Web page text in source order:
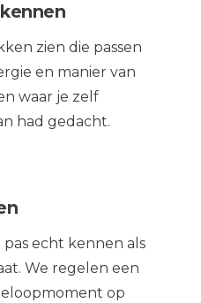
zien die passen
en manier van
waar je zelf
had gedacht.
echt kennen als
We regelen een
op